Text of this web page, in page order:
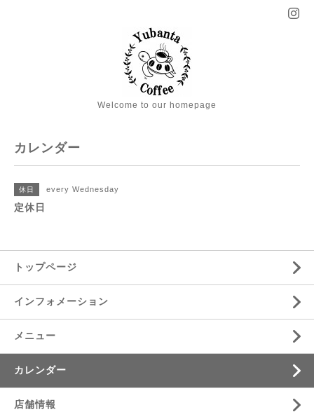
Welcome to our homepage
カレンダー
休日 every Wednesday
定休日
トップページ
インフォメーション
メニュー
カレンダー
店舗情報